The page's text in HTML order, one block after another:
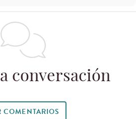
conversación
COMENTARIOS